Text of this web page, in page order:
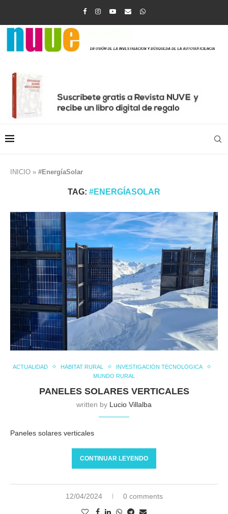
INICIO » #EnergíaSolar
TAG: #ENERGÍASOLAR
ACTUALIDAD HÁBITAT RURAL
INVESTIGACIÓN TECNOLÓGICA
MUNDO RURAL
PANELES SOLARES VERTICALES
written by Lucio Villalba
Paneles solares verticales
CONTINUAR LEYENDO
12/04/2024 0 comments